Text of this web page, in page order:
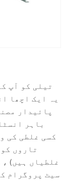
تیلی کو آپ
پائیدار
باہر
کسی غلطی کی
تاروں
غلطیاں ہیں)
سیٹ پروگرام